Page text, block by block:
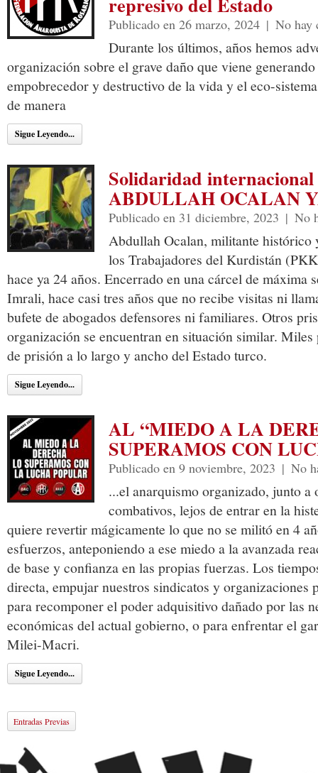
Publicado en 26 marzo, 2024 | No hay
Durante los últimos, años hemos
organización sobre el grave daño que viene
empobrecedor y destructivo de la vida y el eco-
de manera
Sigue Leyendo...
Solidaridad
ABDULLAH OCALAN
Publicado en 31 diciembre, 2023 | No
Abdullah Ocalan, militante histórico
los Trabajadores del Kurdistán
hace ya 24 años. Encerrado en una cárcel de máxima
Imrali, hace casi tres años que no recibe visitas ni
bufete de abogados defensores ni familiares. Otros
organización se encuentran en situación similar. Miles
de prisión a lo largo y ancho del Estado turco.
Sigue Leyendo...
AL “MIEDO A LA
SUPERAMOS CON
Publicado en 9 noviembre, 2023 | No
...el anarquismo organizado, junto a
combativos, lejos de entrar en la
quiere revertir mágicamente lo que no se militó en 4
esfuerzos, anteponiendo a ese miedo a la avanzada
de base y confianza en las propias fuerzas. Los
directa, empujar nuestros sindicatos y organizaciones
para recomponer el poder adquisitivo dañado por las
económicas del actual gobierno, o para enfrentar el
Milei-Macri.
Sigue Leyendo...
Entradas Previas